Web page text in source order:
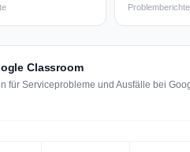
Problemberichte
Classroom
für Serviceprobleme und Ausfälle bei